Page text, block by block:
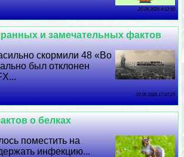
20 06 2026 4:12:50
и замечательных фактов
скормили 48 «Во
был отклонен
19 06 2026 17:47:25
о белках
поместить на
инфекцию...